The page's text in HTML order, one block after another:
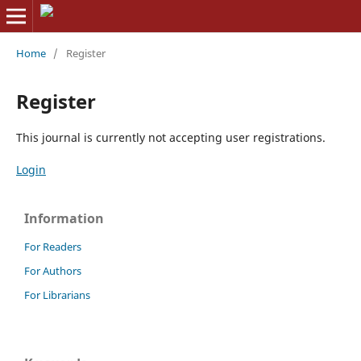
Home / Register
Register
This journal is currently not accepting user registrations.
Login
Information
For Readers
For Authors
For Librarians